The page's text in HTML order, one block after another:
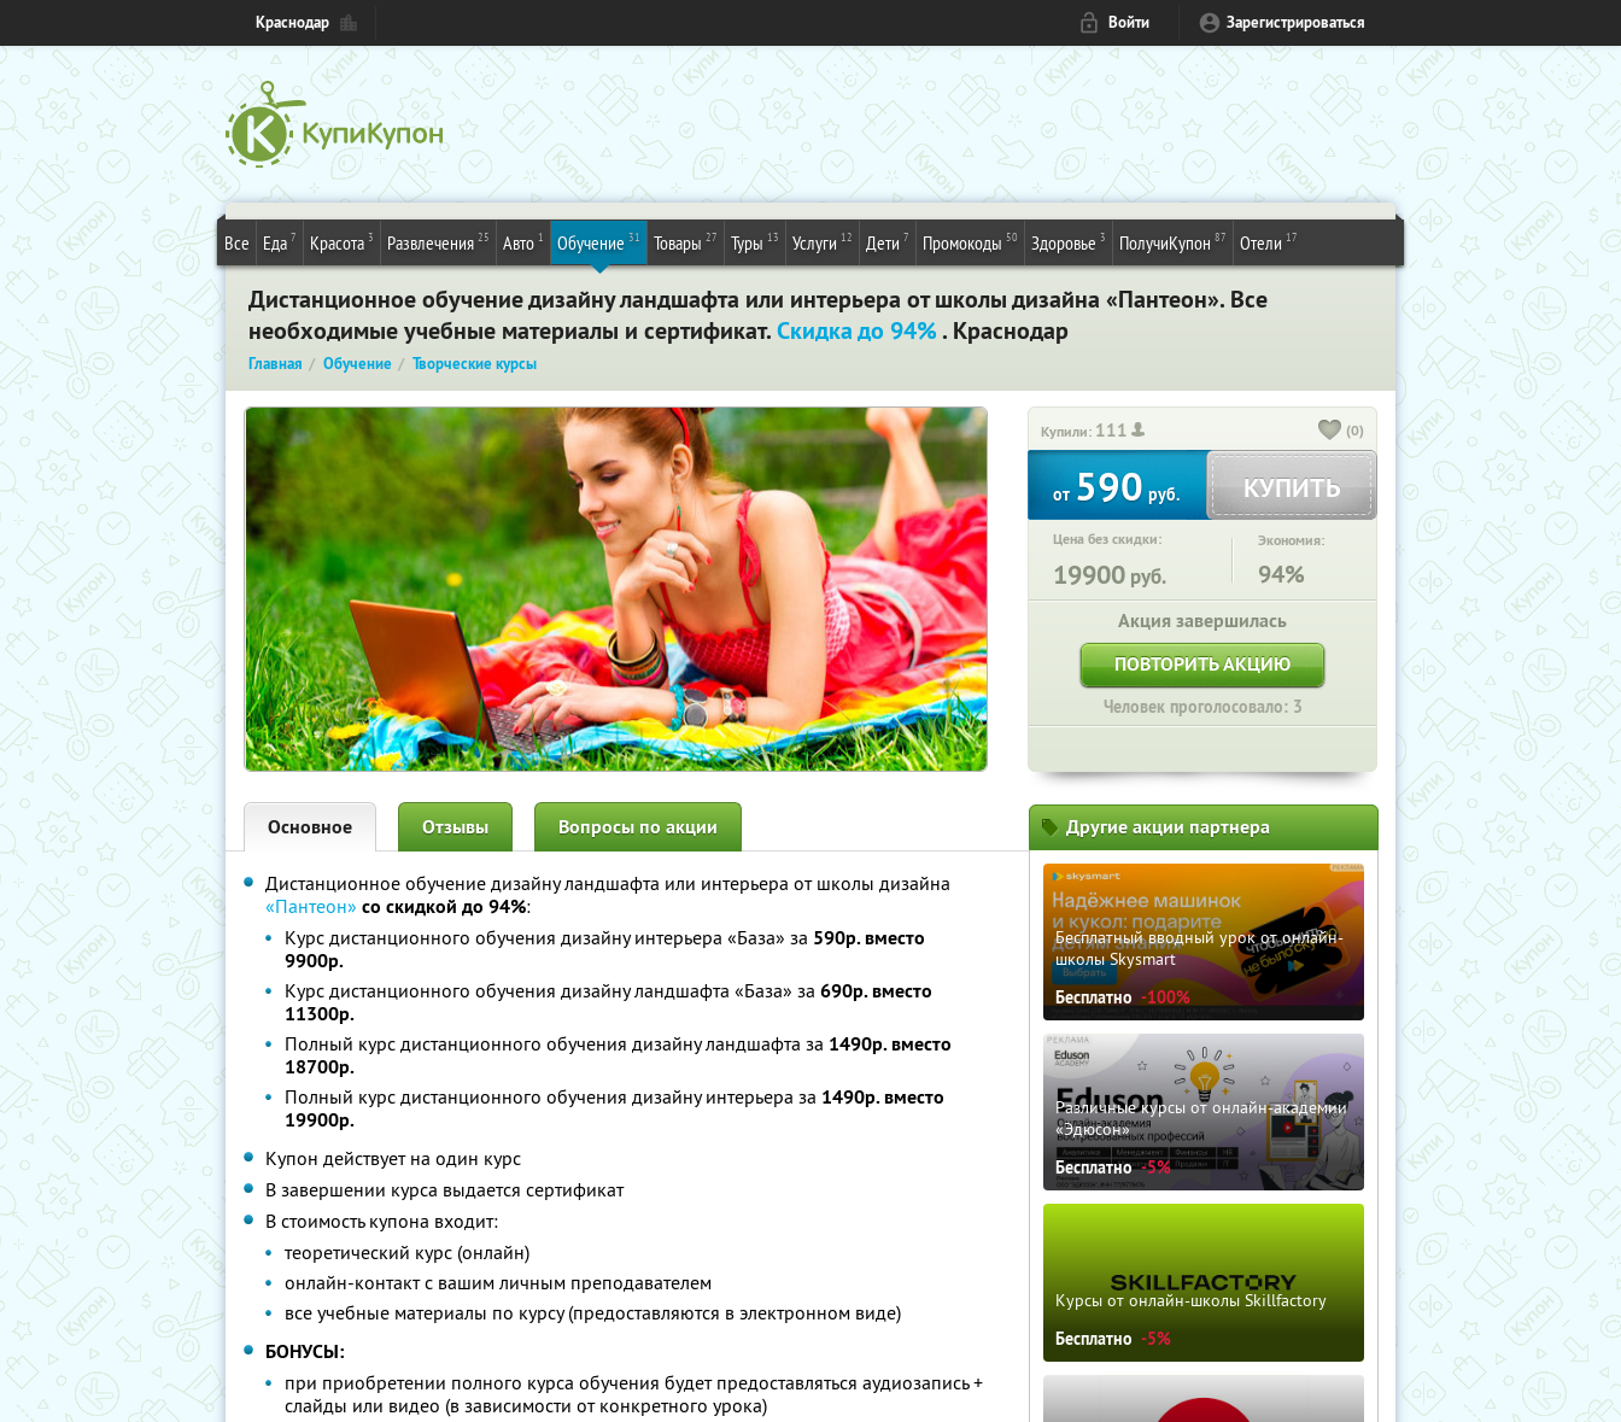
Краснодар Войти Зарегистрироваться
Все Еда 7 Красота 3 Развлечения 25 Авто 1 Обучение 31 Товары 27 Туры 13 Услуги 12 Дети 7 Промокоды 50 Здоровье 3 ПолучиКупон 87 Отели 17
Дистанционное обучение дизайну ландшафта или интерьера от школы дизайна «Пантеон». Все
необходимые учебные материалы и сертификат.Скидка до 94%. Краснодар
Главная Обучение Творческие курсы
Купили: 111 (0)
от590руб. КУПИТЬ
Цена без скидки:
19900 руб.
Экономия:
94%
Акция завершилась
ПОВТОРИТЬ АКЦИЮ
Человек проголосовало: 3
Основное Отзывы Вопросы по акции
Дистанционное обучение дизайну ландшафта или интерьера от школы дизайна
«Пантеон» со скидкой до 94%:
Курс дистанционного обучения дизайну интерьера «База» за 590р. вместо
9900р.
Курс дистанционного обучения дизайну ландшафта «База» за 690р. вместо
11300р.
Полный курс дистанционного обучения дизайну ландшафта за 1490р. вместо
18700р.
Полный курс дистанционного обучения дизайну интерьера за 1490р. вместо
19900р.
Купон действует на один курс
В завершении курса выдается сертификат
В стоимость купона входит:
теоретический курс (онлайн)
онлайн-контакт с вашим личным преподавателем
все учебные материалы по курсу (предоставляются в электронном виде)
БОНУСЫ:
при приобретении полного курса обучения будет предоставляться аудиозапись +
слайды или видео (в зависимости от конкретного урока)
Другие акции партнера
Бесплатный вводный урок от онлайн-
школы Skysmart
Бесплатно -100%
Различные курсы от онлайн-академии
«Эдюсон»
Бесплатно -5%
Курсы от онлайн-школы Skillfactory
Бесплатно -5%